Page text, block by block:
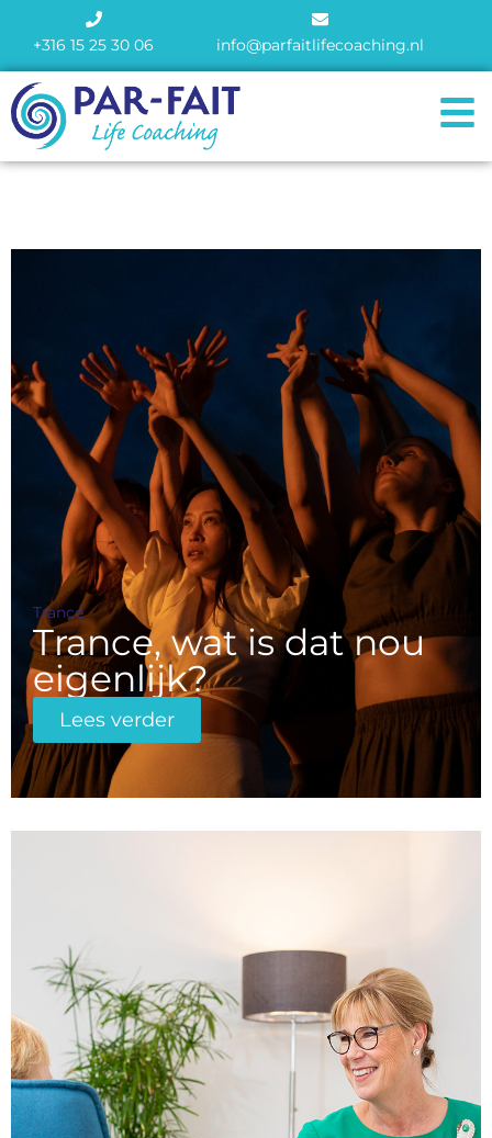
+316 15 25 30 06 info@parfaitlifecoaching.nl
Trance
Trance, wat is dat nou
eigenlijk?
Lees verder